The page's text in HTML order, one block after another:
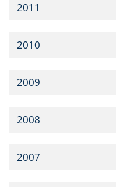
2011
2010
2009
2008
2007